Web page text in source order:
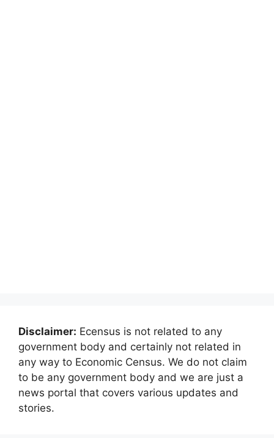
Disclaimer: Ecensus is not related to any
government body and certainly not related in
any way to Economic Census. We do not claim
to be any government body and we are just a
news portal that covers various updates and
stories.